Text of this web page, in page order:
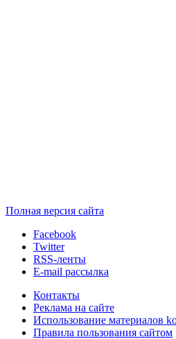
Полная версия сайта
Facebook
Twitter
RSS-ленты
E-mail рассылка
Контакты
Реклама на сайте
Использование материалов
Правила пользования сайтом